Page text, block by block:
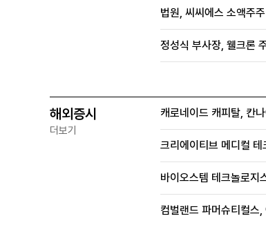
법원, 씨씨에스 소액주
정성식 부사장, 웰크
해외증시
더보기
캐로네이드 캐피탈, 칸
크리에이티브 메디컬
바이오스템 테크놀로
컴벌랜드 파머슈티컬스